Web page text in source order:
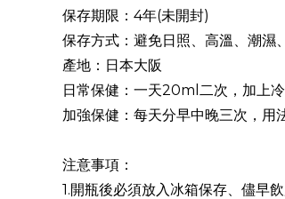
保存期限：4年(未開封)
保存方式：避免日照、高溫、潮濕
產地：日本大阪
日常保健：一天20ml二次，加上
加強保健：每天分早中晚三次，用
注意事項：
1.開瓶後必須放入冰箱保存、儘早飲